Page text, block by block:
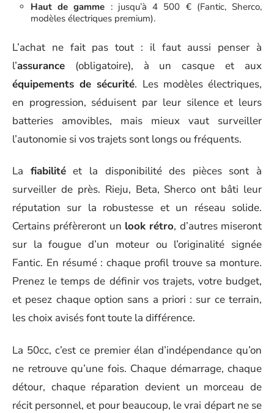
Haut de gamme : jusqu’à 4 500 € (Fantic, Sherco,
modèles électriques premium).
L’achat ne fait pas tout : il faut aussi penser à
l’assurance (obligatoire), à un casque et aux
équipements de sécurité. Les modèles électriques,
en progression, séduisent par leur silence et leurs
batteries amovibles, mais mieux vaut surveiller
l’autonomie si vos trajets sont longs ou fréquents.
La fiabilitéet la disponibilité des pièces sont à
surveiller de près. Rieju, Beta, Sherco ont bâti leur
réputation sur la robustesse et un réseau solide.
Certains préfèreront un look rétro, d’autres miseront
sur la fougue d’un moteur ou l’originalité signée
Fantic. En résumé : chaque profil trouve sa monture.
Prenez le temps de définir vos trajets, votre budget,
et pesez chaque option sans a priori : sur ce terrain,
les choix avisés font toute la différence.
La 50cc, c’est ce premier élan d’indépendance qu’on
ne retrouve qu’une fois. Chaque démarrage, chaque
détour, chaque réparation devient un morceau de
récit personnel, et pour beaucoup, le vrai départ ne se